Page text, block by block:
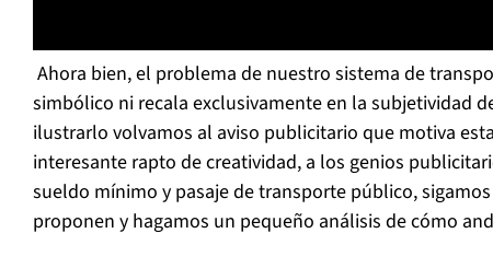
Ahora bien, el problema de nuestro sistema de
simbólico ni recala exclusivamente en la subjetividad
ilustrarlo volvamos al aviso publicitario que motiva
interesante rapto de creatividad, a los genios
sueldo mínimo y pasaje de transporte público,
proponen y hagamos un pequeño análisis de cómo